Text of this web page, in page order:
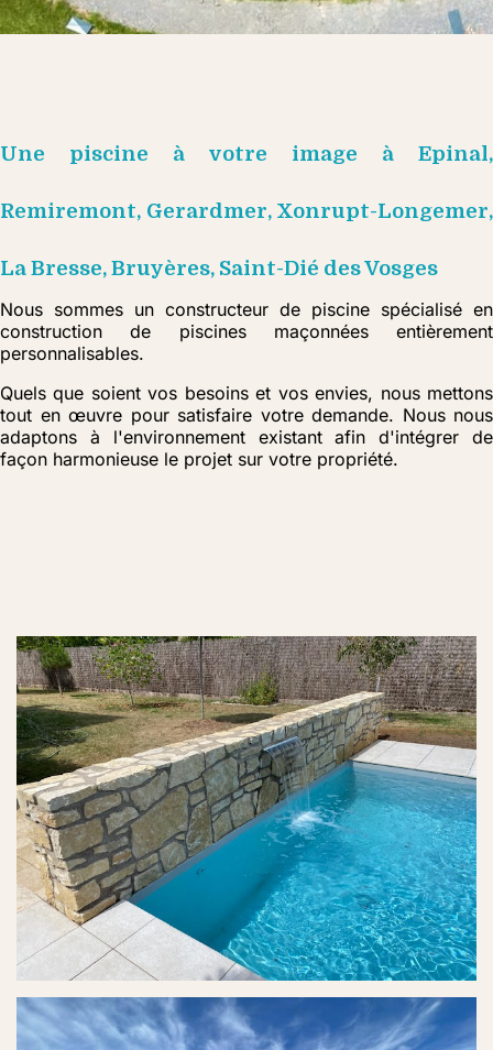
Une piscine à votre image à Epinal,
Remiremont, Gerardmer, Xonrupt-Longemer,
La Bresse, Bruyères, Saint-Dié des Vosges
Nous sommes un constructeur de piscine spécialisé en
construction de piscines maçonnées entièrement
personnalisables.
Quels que soient vos besoins et vos envies, nous mettons
tout en œuvre pour satisfaire votre demande. Nous nous
adaptons à l'environnement existant afin d'intégrer de
façon harmonieuse le projet sur votre propriété.